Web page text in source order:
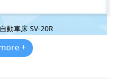
動車床 SV-20R
+